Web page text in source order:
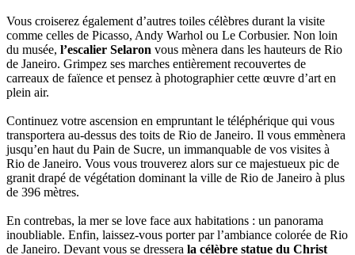
Vous croiserez également d’autres toiles célèbres durant la visite
comme celles de Picasso, Andy Warhol ou Le Corbusier. Non loin
du musée, l’escalier Selaron vous mènera dans les hauteurs de Rio
de Janeiro. Grimpez ses marches entièrement recouvertes de
carreaux de faïence et pensez à photographier cette œuvre d’art en
plein air.
Continuez votre ascension en empruntant le téléphérique qui vous
transportera au-dessus des toits de Rio de Janeiro. Il vous emmènera
jusqu’en haut du Pain de Sucre, un immanquable de vos visites à
Rio de Janeiro. Vous vous trouverez alors sur ce majestueux pic de
granit drapé de végétation dominant la ville de Rio de Janeiro à plus
de 396 mètres.
En contrebas, la mer se love face aux habitations : un panorama
inoubliable. Enfin, laissez-vous porter par l’ambiance colorée de Rio
de Janeiro. Devant vous se dressera la célèbre statue du Christ